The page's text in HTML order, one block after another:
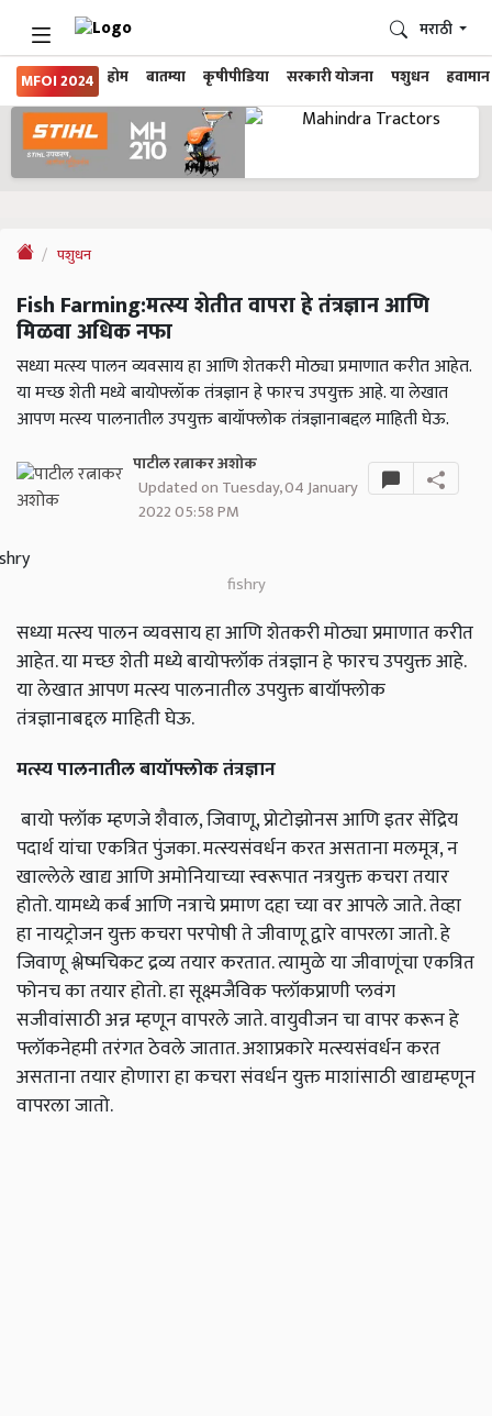
MFOI 2024 होम बातम्या कृषीपीडिया सरकारी योजना पशुधन हवामान
मराठी
पशुधन
Fish Farming:मत्स्य शेतीत वापरा हे तंत्रज्ञान आणि
मिळवा अधिक नफा
सध्या मत्स्य पालन व्यवसाय हा आणि शेतकरी मोठ्या प्रमाणात करीत आहेत.
या मच्छ शेती मध्ये बायोफ्लॉक तंत्रज्ञान हे फारच उपयुक्त आहे. या लेखात
आपण मत्स्य पालनातील उपयुक्त बायॉफ्लोक तंत्रज्ञानाबद्दल माहिती घेऊ.
पाटील रत्नाकर अशोक
Updated on Tuesday, 04 January
2022 05:58 PM
fishry
सध्या मत्स्य पालन व्यवसाय हा आणि शेतकरी मोठ्या प्रमाणात करीत
आहेत. या मच्छ शेती मध्ये बायोफ्लॉक तंत्रज्ञान हे फारच उपयुक्त आहे.
या लेखात आपण मत्स्य पालनातील उपयुक्त बायॉफ्लोक
तंत्रज्ञानाबद्दल माहिती घेऊ.
मत्स्य पालनातील बायॉफ्लोक तंत्रज्ञान
बायो फ्लॉक म्हणजे शैवाल, जिवाणू, प्रोटोझोनस आणि इतर सेंद्रिय
पदार्थ यांचा एकत्रित पुंजका. मत्स्यसंवर्धन करत असताना मलमूत्र, न
खाल्लेले खाद्य आणि अमोनियाच्या स्वरूपात नत्रयुक्त कचरा तयार
होतो. यामध्ये कर्ब आणि नत्राचे प्रमाण दहा च्या वर आपले जाते. तेव्हा
हा नायट्रोजन युक्त कचरा परपोषी ते जीवाणू द्वारे वापरला जातो. हे
जिवाणू श्लेष्मचिकट द्रव्य तयार करतात. त्यामुळे या जीवाणूंचा एकत्रित
फोनच का तयार होतो. हा सूक्ष्मजैविक फ्लॉकप्राणी प्लवंग
सजीवांसाठी अन्न म्हणून वापरले जाते. वायुवीजन चा वापर करून हे
फ्लॉकनेहमी तरंगत ठेवले जातात. अशाप्रकारे मत्स्यसंवर्धन करत
असताना तयार होणारा हा कचरा संवर्धन युक्त माशांसाठी खाद्यम्हणून
वापरला जातो.